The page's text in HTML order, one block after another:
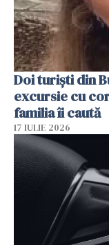
Doi turiști din
excursie cu
familia îi caută
17 IULIE 2026